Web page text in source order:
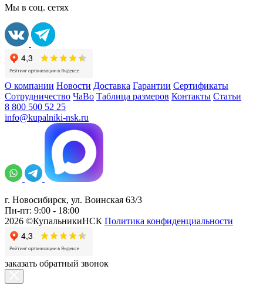
Мы в соц. сетях
О компании Новости Доставка Гарантии Сертификаты
Сотрудничество ЧаВо Таблица размеров Контакты Статьи
8 800 500 52 25
info@kupalniki-nsk.ru
г. Новосибирск, ул. Воинская 63/3
Пн-пт: 9:00 - 18:00
2026 ©КупальникиНСК Политика конфиденциальности
заказать обратный звонок